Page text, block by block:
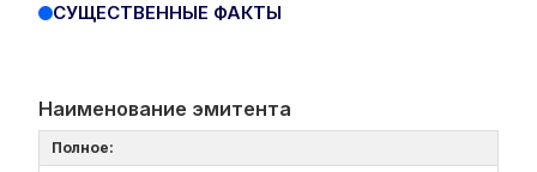
СУЩЕСТВЕННЫЕ ФАКТЫ
Наименование эмитента
Полное: